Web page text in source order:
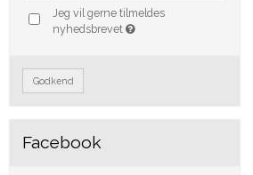
Jeg vil gerne tilmeldes
nyhedsbrevet
Godkend
Facebook